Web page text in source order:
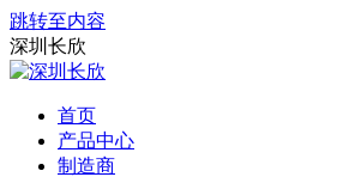
跳转至内容
深圳长欣
首页
产品中心
制造商